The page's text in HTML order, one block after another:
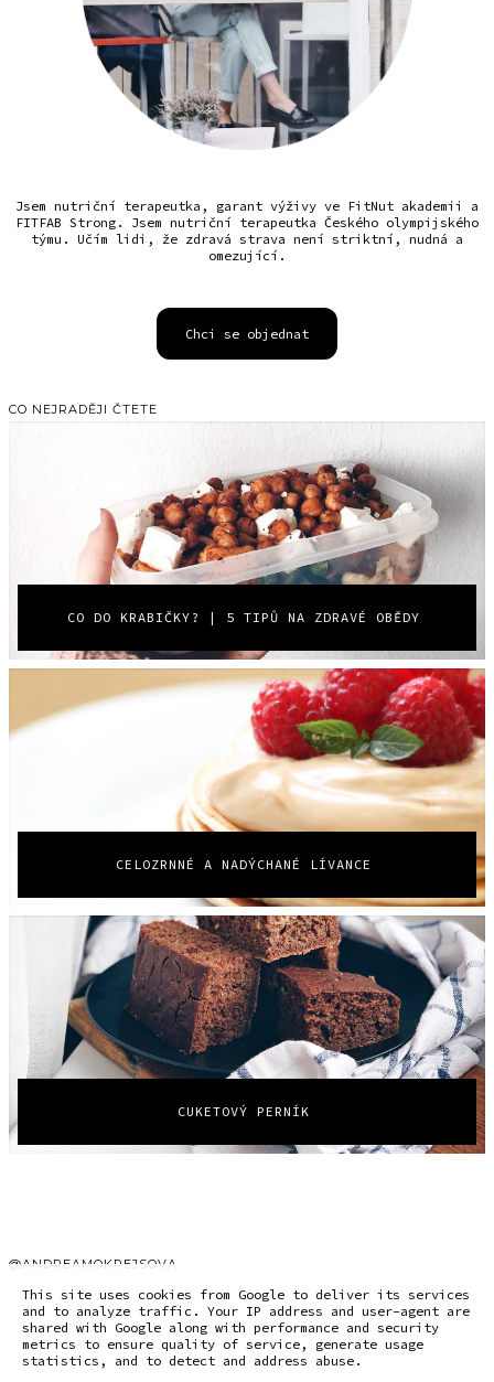
Jsem nutriční terapeutka, garant výživy ve FitNut akademii a
FITFAB Strong. Jsem nutriční terapeutka Českého olympijského
týmu. Učím lidi, že zdravá strava není striktní, nudná a
omezující.
Chci se objednat
CO NEJRADĚJI ČTETE
CO DO KRABIČKY? | 5 TIPŮ NA ZDRAVÉ OBĚDY
CELOZRNNÉ A NADÝCHANÉ LÍVANCE
CUKETOVÝ PERNÍK
@ANDREAMOKREJSOVA
©2026ANDREA MOKREJŠOVÁ
This site uses cookies from Google to deliver its services
and to analyze traffic. Your IP address and user-agent are
shared with Google along with performance and security
metrics to ensure quality of service, generate usage
statistics, and to detect and address abuse.